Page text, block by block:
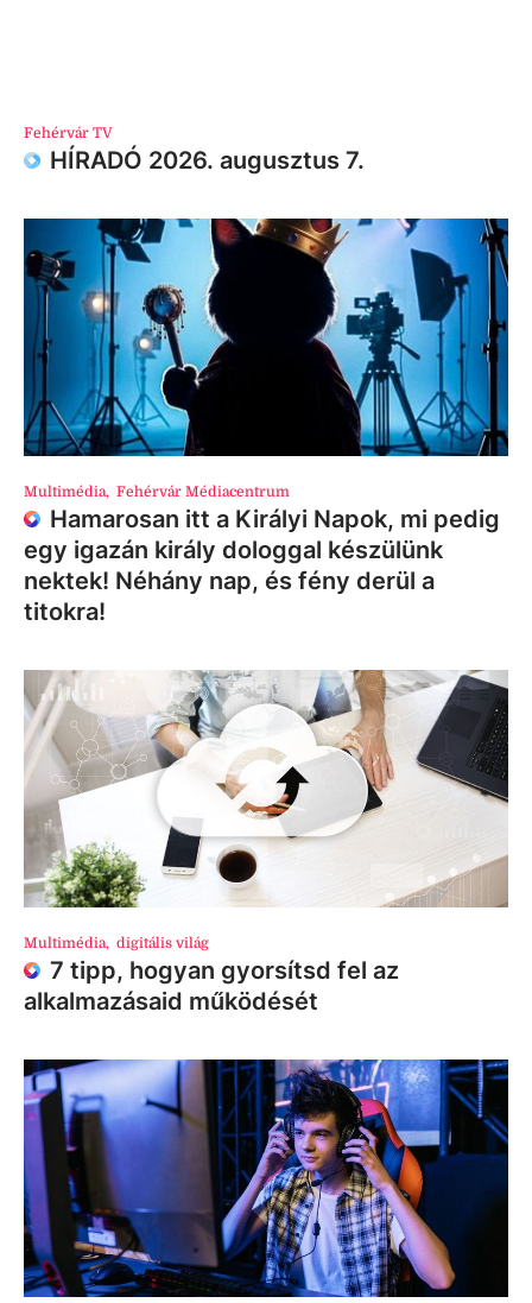
Fehérvár TV
HÍRADÓ 2026. augusztus 7.
Multimédia, Fehérvár Médiacentrum
Hamarosan itt a Királyi Napok, mi pedig
egy igazán király dologgal készülünk
nektek! Néhány nap, és fény derül a
titokra!
Multimédia, digitális világ
7 tipp, hogyan gyorsítsd fel az
alkalmazásaid működését